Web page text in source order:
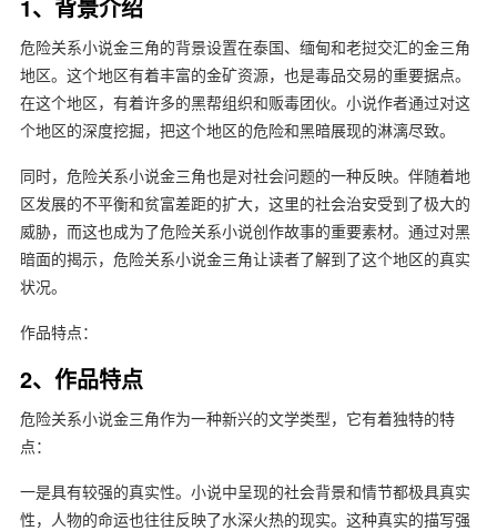
1、背景介绍
危险关系小说金三角的背景设置在泰国、缅甸和老挝交汇的金三角
地区。这个地区有着丰富的金矿资源，也是毒品交易的重要据点。
在这个地区，有着许多的黑帮组织和贩毒团伙。小说作者通过对这
个地区的深度挖掘，把这个地区的危险和黑暗展现的淋漓尽致。
同时，危险关系小说金三角也是对社会问题的一种反映。伴随着地
区发展的不平衡和贫富差距的扩大，这里的社会治安受到了极大的
威胁，而这也成为了危险关系小说创作故事的重要素材。通过对黑
暗面的揭示，危险关系小说金三角让读者了解到了这个地区的真实
状况。
作品特点：
2、作品特点
危险关系小说金三角作为一种新兴的文学类型，它有着独特的特
点：
一是具有较强的真实性。小说中呈现的社会背景和情节都极具真实
性，人物的命运也往往反映了水深火热的现实。这种真实的描写强